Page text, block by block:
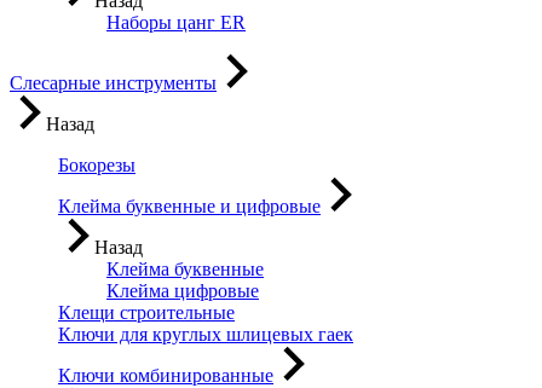
Наборы цанг ER
Слесарные инструменты
Назад
Бокорезы
Клейма буквенные и цифровые
Назад
Клейма буквенные
Клейма цифровые
Клещи строительные
Ключи для круглых шлицевых гаек
Ключи комбинированные